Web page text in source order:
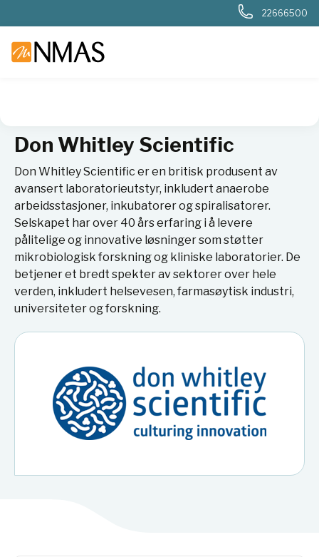
22666500
Don Whitley Scientific
Don Whitley Scientific er en britisk produsent av
avansert laboratorieutstyr, inkludert anaerobe
arbeidsstasjoner, inkubatorer og spiralisatorer.
Selskapet har over 40 års erfaring i å levere
pålitelige og innovative løsninger som støtter
mikrobiologisk forskning og kliniske laboratorier. De
betjener et bredt spekter av sektorer over hele
verden, inkludert helsevesen, farmasøytisk industri,
universiteter og forskning.